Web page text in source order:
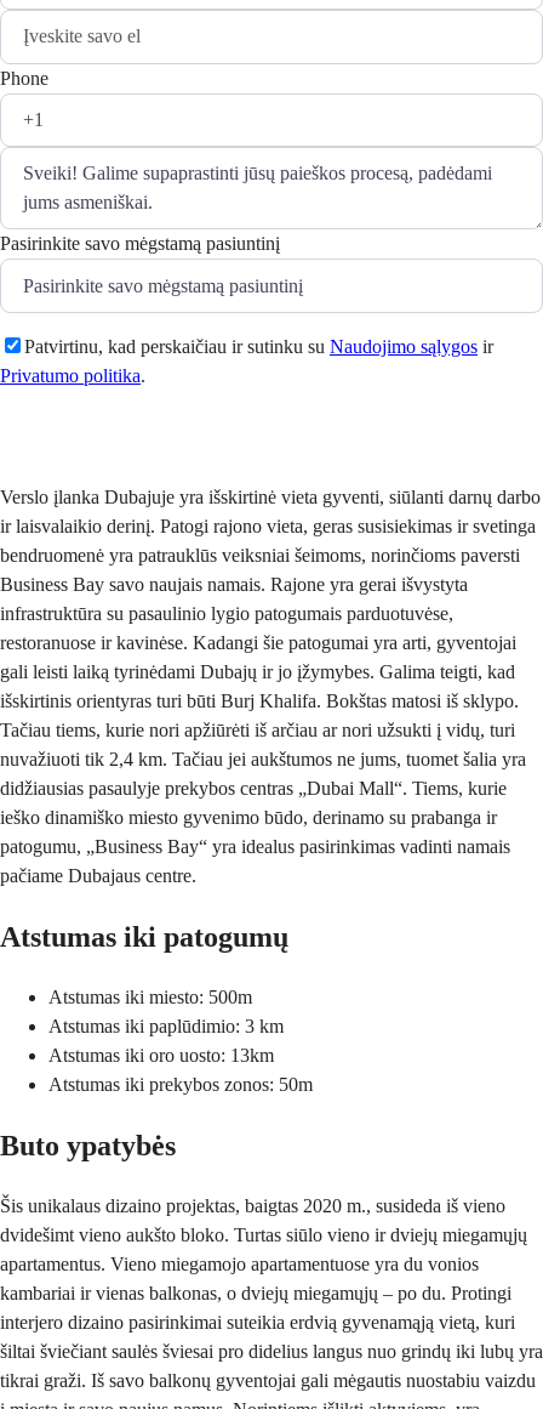
Phone
Pasirinkite savo mėgstamą pasiuntinį
Patvirtinu, kad perskaičiau ir sutinku su Naudojimo sąlygos ir
Privatumo politika.
Verslo įlanka Dubajuje yra išskirtinė vieta gyventi, siūlanti darnų darbo
ir laisvalaikio derinį. Patogi rajono vieta, geras susisiekimas ir svetinga
bendruomenė yra patrauklūs veiksniai šeimoms, norinčioms paversti
Business Bay savo naujais namais. Rajone yra gerai išvystyta
infrastruktūra su pasaulinio lygio patogumais parduotuvėse,
restoranuose ir kavinėse. Kadangi šie patogumai yra arti, gyventojai
gali leisti laiką tyrinėdami Dubajų ir jo įžymybes. Galima teigti, kad
išskirtinis orientyras turi būti Burj Khalifa. Bokštas matosi iš sklypo.
Tačiau tiems, kurie nori apžiūrėti iš arčiau ar nori užsukti į vidų, turi
nuvažiuoti tik 2,4 km. Tačiau jei aukštumos ne jums, tuomet šalia yra
didžiausias pasaulyje prekybos centras „Dubai Mall“. Tiems, kurie
ieško dinamiško miesto gyvenimo būdo, derinamo su prabanga ir
patogumu, „Business Bay“ yra idealus pasirinkimas vadinti namais
pačiame Dubajaus centre.
Atstumas iki patogumų
Atstumas iki miesto: 500m
Atstumas iki paplūdimio: 3 km
Atstumas iki oro uosto: 13km
Atstumas iki prekybos zonos: 50m
Buto ypatybės
Šis unikalaus dizaino projektas, baigtas 2020 m., susideda iš vieno
dvidešimt vieno aukšto bloko. Turtas siūlo vieno ir dviejų miegamųjų
apartamentus. Vieno miegamojo apartamentuose yra du vonios
kambariai ir vienas balkonas, o dviejų miegamųjų – po du. Protingi
interjero dizaino pasirinkimai suteikia erdvią gyvenamąją vietą, kuri
šiltai šviečiant saulės šviesai pro didelius langus nuo grindų iki lubų yra
tikrai graži. Iš savo balkonų gyventojai gali mėgautis nuostabiu vaizdu